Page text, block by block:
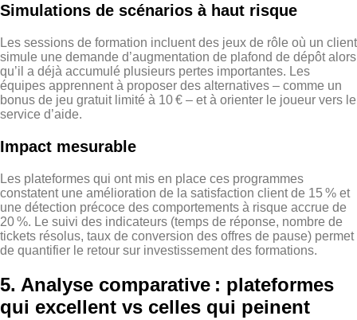
Simulations de scénarios à haut risque
Les sessions de formation incluent des jeux de rôle où un client
simule une demande d’augmentation de plafond de dépôt alors
qu’il a déjà accumulé plusieurs pertes importantes. Les
équipes apprennent à proposer des alternatives – comme un
bonus de jeu gratuit limité à 10 € – et à orienter le joueur vers le
service d’aide.
Impact mesurable
Les plateformes qui ont mis en place ces programmes
constatent une amélioration de la satisfaction client de 15 % et
une détection précoce des comportements à risque accrue de
20 %. Le suivi des indicateurs (temps de réponse, nombre de
tickets résolus, taux de conversion des offres de pause) permet
de quantifier le retour sur investissement des formations.
5. Analyse comparative : plateformes
qui excellent vs celles qui peinent